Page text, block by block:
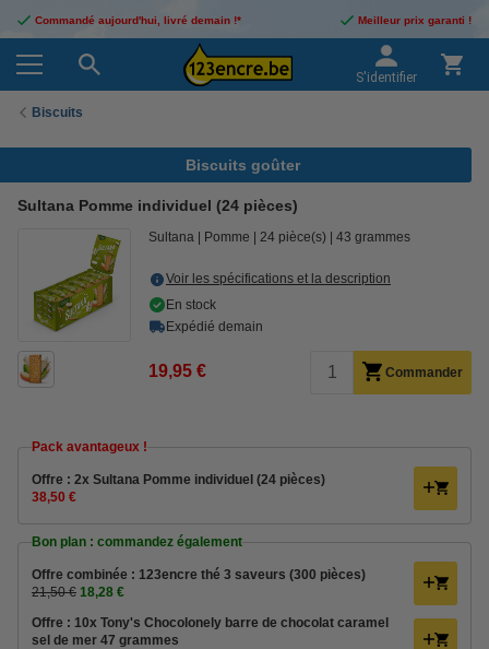
Commandé aujourd'hui, livré demain !* Meilleur prix garanti !
S'identifier
Biscuits
Biscuits goûter
Sultana Pomme individuel (24 pièces)
Sultana Pomme 24 pièce(s) 43 grammes
Voir les spécifications et la description
En stock
Expédié demain
19,95 € Commander
Pack avantageux !
Offre : 2x Sultana Pomme individuel (24 pièces)
38,50 €
Bon plan : commandez également
Offre combinée : 123encre thé 3 saveurs (300 pièces)
21,50 € 18,28 €
Offre : 10x Tony's Chocolonely barre de chocolat caramel
sel de mer 47 grammes